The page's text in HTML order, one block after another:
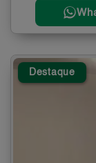
Destaque